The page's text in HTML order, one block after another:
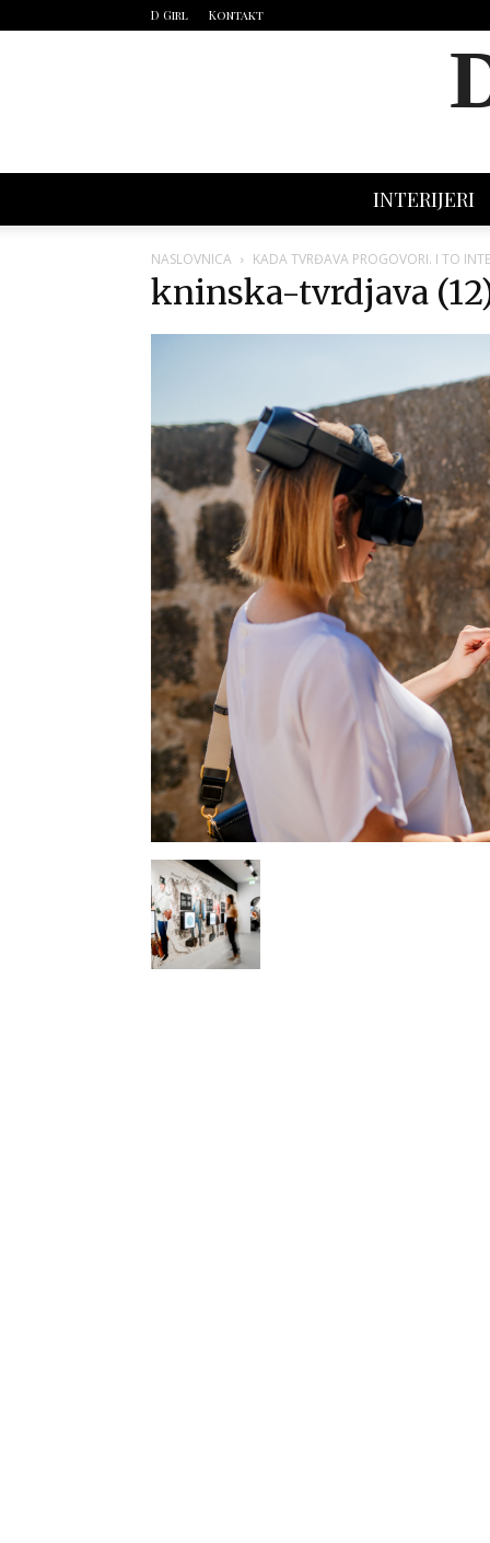
D Girl Kontakt
INTERIJERI
NASLOVNICA KADA TVRĐAVA PROGOVORI. I TO
kninska-tvrdjava